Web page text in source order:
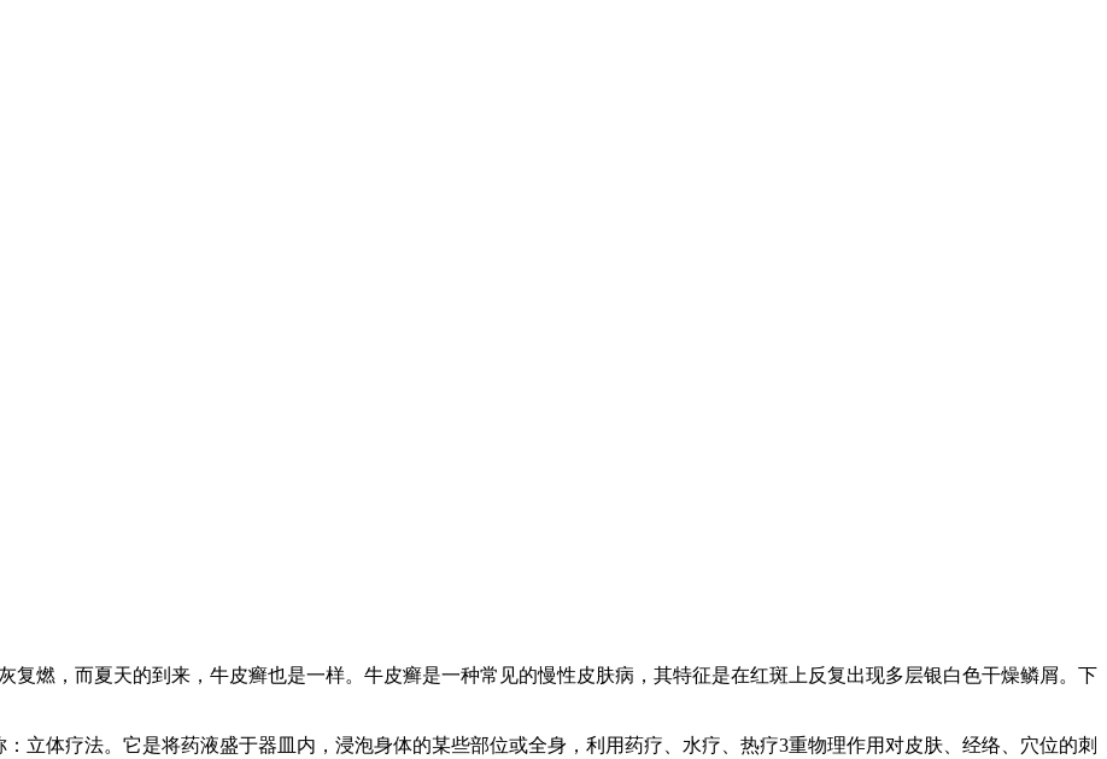
复燃，而夏天的到来，牛皮癣也是一样。牛皮癣是一种常见的慢性皮肤病，其特征是在红斑上反复出现多层银白色干燥鳞屑。下
立体疗法。它是将药液盛于器皿内，浸泡身体的某些部位或全身，利用药疗、水疗、热疗3重物理作用对皮肤、经络、穴位的刺